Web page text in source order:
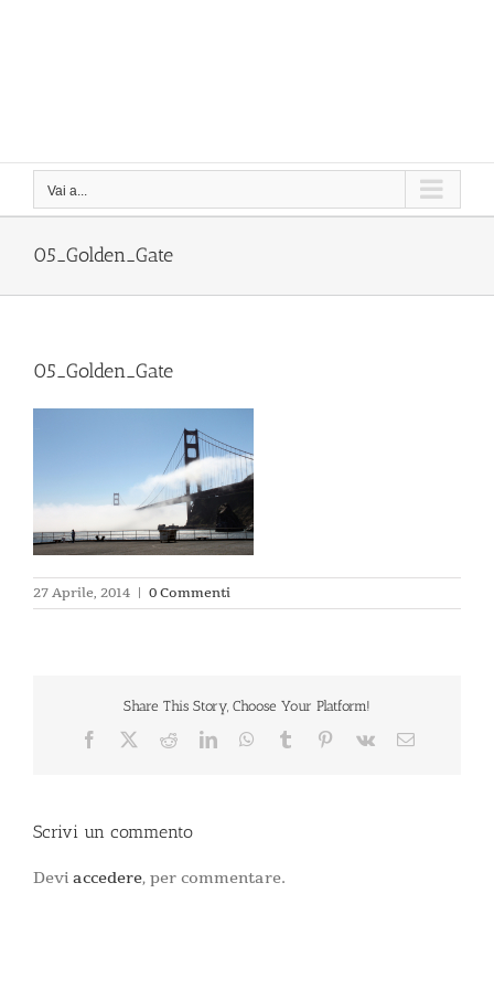
Vai a...
05_Golden_Gate
05_Golden_Gate
27 Aprile, 2014 | 0 Commenti
Share This Story, Choose Your Platform!
Facebook RedditLinkedInWhatsApp
Tumblr Pinterest
Vk Email
Scrivi un commento
Devi accedere, per commentare.